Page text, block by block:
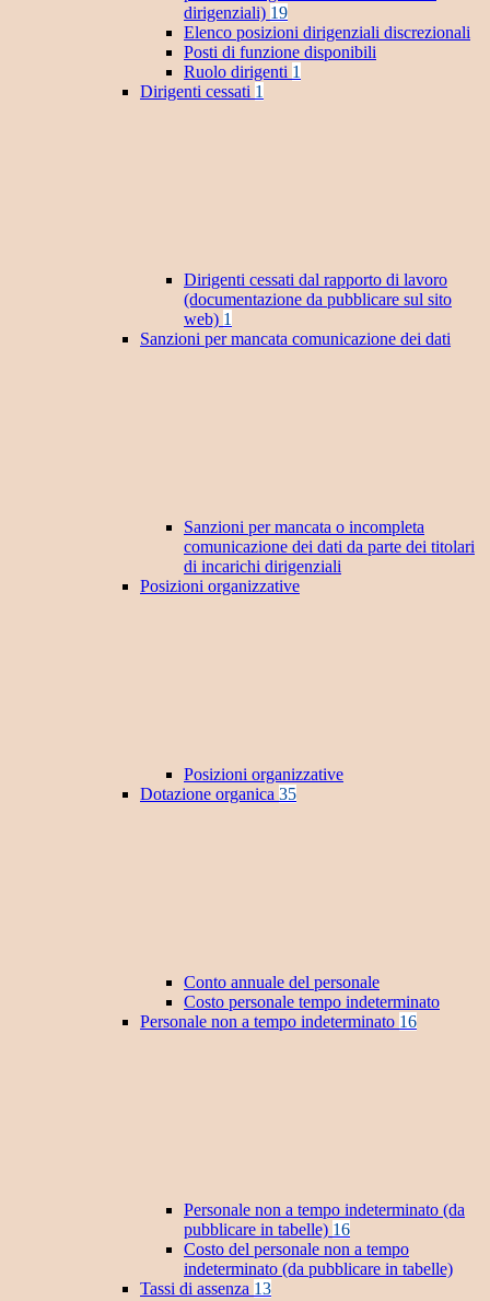
dirigenziali) 19
Elenco posizioni dirigenziali discrezionali
Posti di funzione disponibili
Ruolo dirigenti 1
Dirigenti cessati 1
Dirigenti cessati dal rapporto di lavoro
(documentazione da pubblicare sul sito
web) 1
Sanzioni per mancata comunicazione dei dati
Sanzioni per mancata o incompleta
comunicazione dei dati da parte dei titolari
di incarichi dirigenziali
Posizioni organizzative
Posizioni organizzative
Dotazione organica 35
Conto annuale del personale
Costo personale tempo indeterminato
Personale non a tempo indeterminato 16
Personale non a tempo indeterminato (da
pubblicare in tabelle) 16
Costo del personale non a tempo
indeterminato (da pubblicare in tabelle)
Tassi di assenza 13